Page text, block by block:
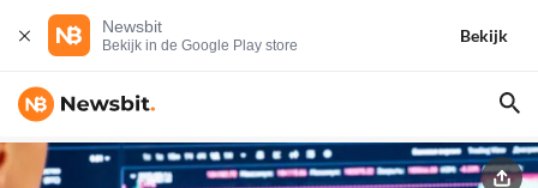
Newsbit
Bekijk in de Google Play store
Bekijk